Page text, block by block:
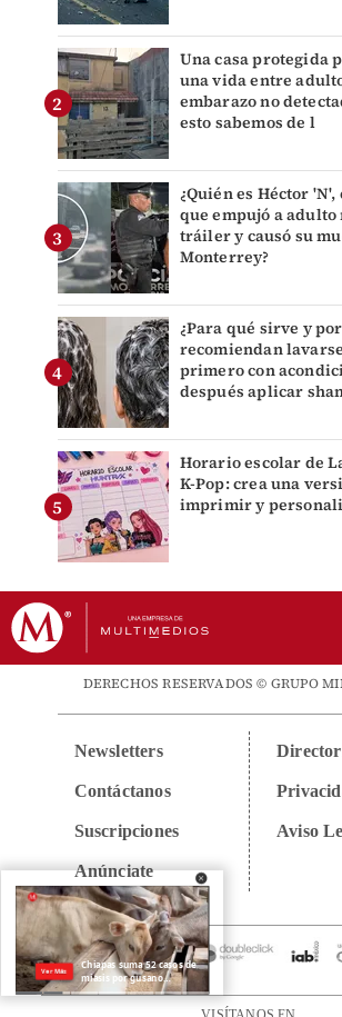
Una casa protegida
una vida entre
embarazo no
esto sabemos de l
¿Quién es Héctor
que empujó a
tráiler y causó su
Monterrey?
¿Para qué sirve y
recomiendan
primero con
después aplicar
Horario escolar de
K-Pop: crea una
imprimir y
DERECHOS RESERVADOS © GRUPO
Newsletters
Contáctanos
Suscripciones
Anúnciate
Aviso